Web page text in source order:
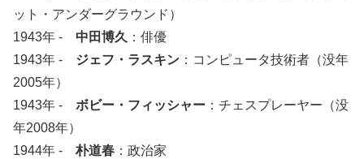
ット・アンダーグラウンド）
1943年 - 中田博久 ：俳優
1943年 - ジェフ・ラスキン ：コンピュータ技術者（没年
2005年）
1943年 - ボビー・フィッシャー ：チェスプレーヤー（没
年2008年）
1944年 -朴道春 ：政治家